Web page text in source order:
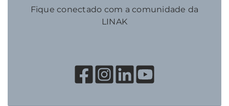
Fique conectado com a comunidade da
LINAK